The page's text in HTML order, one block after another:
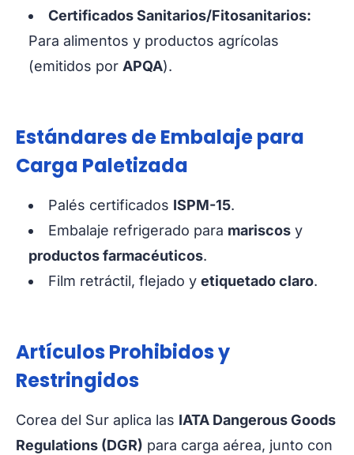
Certificados Sanitarios/Fitosanitarios:
Para alimentos y productos agrícolas
(emitidos por APQA).
Estándares de Embalaje para
Carga Paletizada
Palés certificados ISPM-15.
Embalaje refrigerado para mariscos y
productos farmacéuticos.
Film retráctil, flejado y etiquetado claro.
Artículos Prohibidos y
Restringidos
Corea del Sur aplica las IATA Dangerous Goods
Regulations (DGR) para carga aérea, junto con